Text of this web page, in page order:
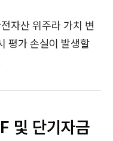
자산 위주라 가치 변
평가 손실이 발생할
및 단기자금